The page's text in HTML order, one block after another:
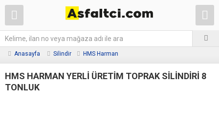
Anasayfa Silindir HMS Harman
HMS HARMAN YERLİ ÜRETİM TOPRAK SİLİNDİRİ 8
TONLUK